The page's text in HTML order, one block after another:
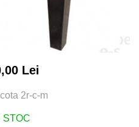
Lei
2r-c-m
STOC